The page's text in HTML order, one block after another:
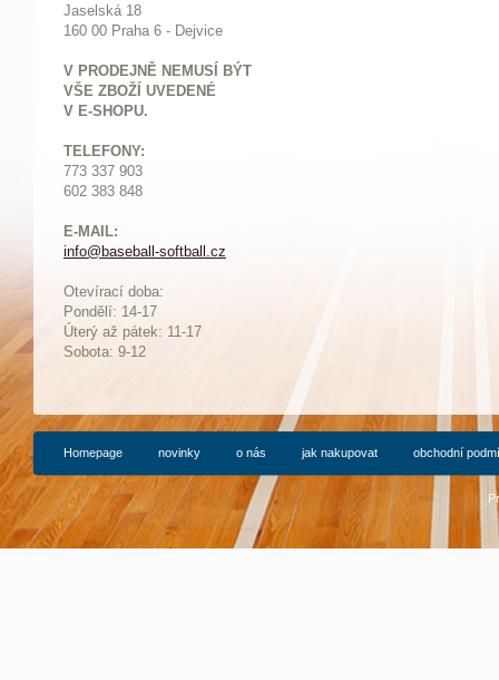
Jaselská 18
160 00 Praha 6 - Dejvice
V PRODEJNĚ NEMUSÍ BÝT
VŠE ZBOŽÍ UVEDENÉ
V E-SHOPU.
TELEFONY:
773 337 903
602 383 848
E-MAIL:
info@baseball-softball.cz
Otevírací doba:
Pondělí: 14-17
Úterý až pátek: 11-17
Sobota: 9-12
Homepage novinky o nás jak nakupovat obchodní